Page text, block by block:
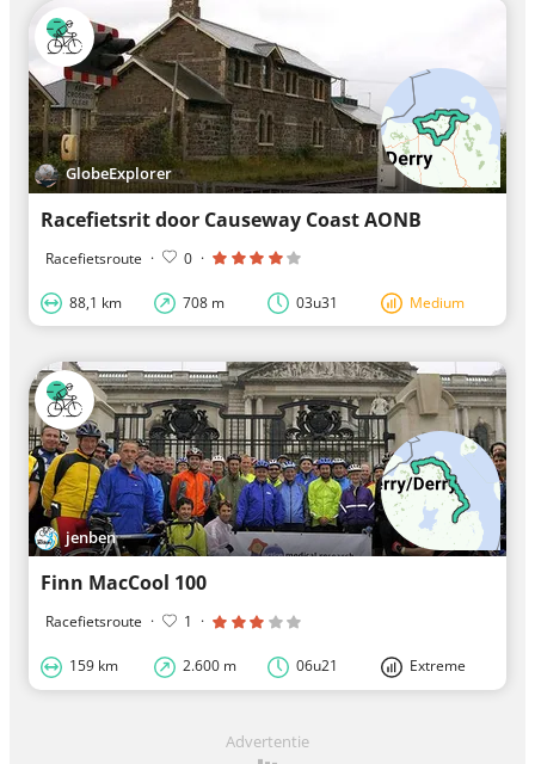
GlobeExplorer
Racefietsrit door Causeway Coast AONB
Racefietsroute · 0 ·
88,1 km 708 m 03u31 Medium
jenben
Finn MacCool 100
Racefietsroute · 1 ·
159 km 2.600 m 06u21 Extreme
Advertentie